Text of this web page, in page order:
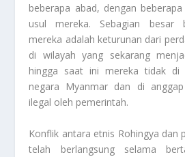
beberapa abad, dengan
usul mereka. Sebagian besar
mereka adalah keturunan dari
di wilayah yang sekarang
hingga saat ini mereka tidak di
negara Myanmar dan di
ilegal oleh pemerintah.
Konflik antara etnis Rohingya dan
telah berlangsung selama